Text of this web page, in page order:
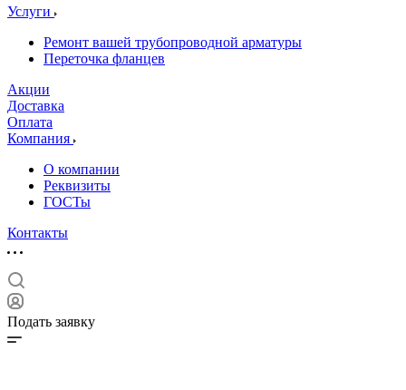
Услуги
Ремонт вашей трубопроводной арматуры
Переточка фланцев
Акции
Доставка
Оплата
Компания
О компании
Реквизиты
ГОСТы
Контакты
Подать заявку